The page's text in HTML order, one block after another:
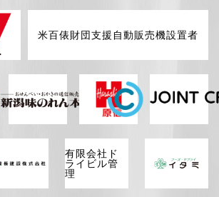
米百俵財団支援自動販売機設置者
有限会社ド
ライビル管
理